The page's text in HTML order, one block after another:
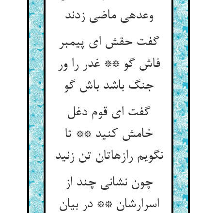
وعده‏ی ماضی زدند
گفت حقش ای پیمبر
فاش گو ** غدر را ور
جنگ باشد باش گو
گفت ای قوم دغل
خامش کنید ** تا
نگویم رازهاتان تن زنید
چون نشانی چند از
اسرارشان ** در بیان